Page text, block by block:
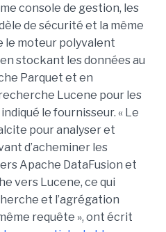
console de gestion, les
de sécurité et la même
le moteur polyvalent
stockant les données au
Parquet et en
Lucene pour les
le fournisseur. « Le
pour analyser et
d’acheminer les
Apache DataFusion et
vers Lucene, ce qui
et l’agrégation
requête », ont écrit